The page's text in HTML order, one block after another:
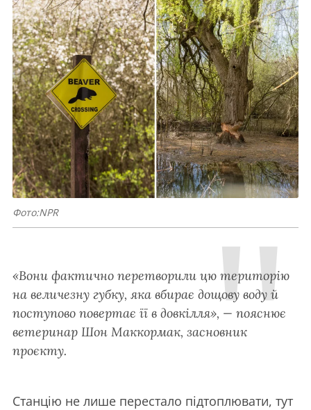
Фото:NPR
«Вони фактично перетворили цю територію
на величезну губку, яка вбирає дощову воду й
поступово повертає її в довкілля», — пояснює
ветеринар Шон Маккормак, засновник
проєкту.
Станцію не лише перестало підтоплювати, тут